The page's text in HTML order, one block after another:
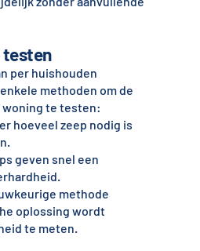
per huishouden
methoden om de
te testen:
hoeveel zeep nodig is
geven snel een
methode
oplossing wordt
te meten.